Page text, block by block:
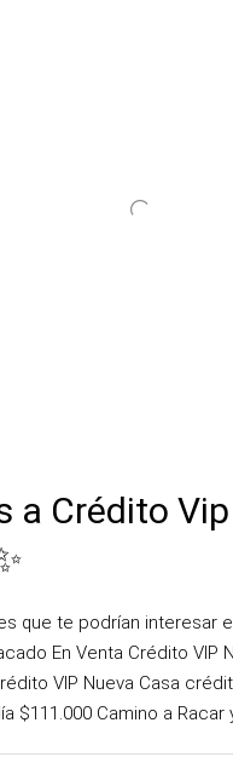
a Crédito
que te podrían interesar
En Venta Crédito VIP
VIP Nueva Casa
$111.000 Camino a Racar